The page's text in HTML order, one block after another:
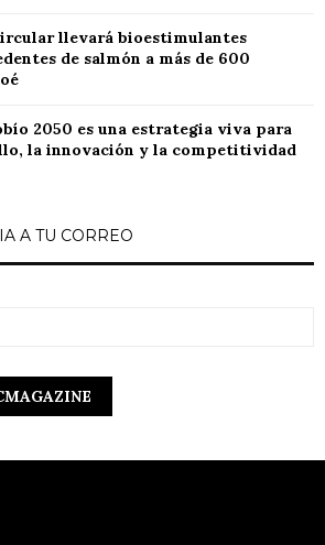
llevará bioestimulantes
de salmón a más de 600
2050 es una estrategia viva para
la innovación y la competitividad
A TU CORREO